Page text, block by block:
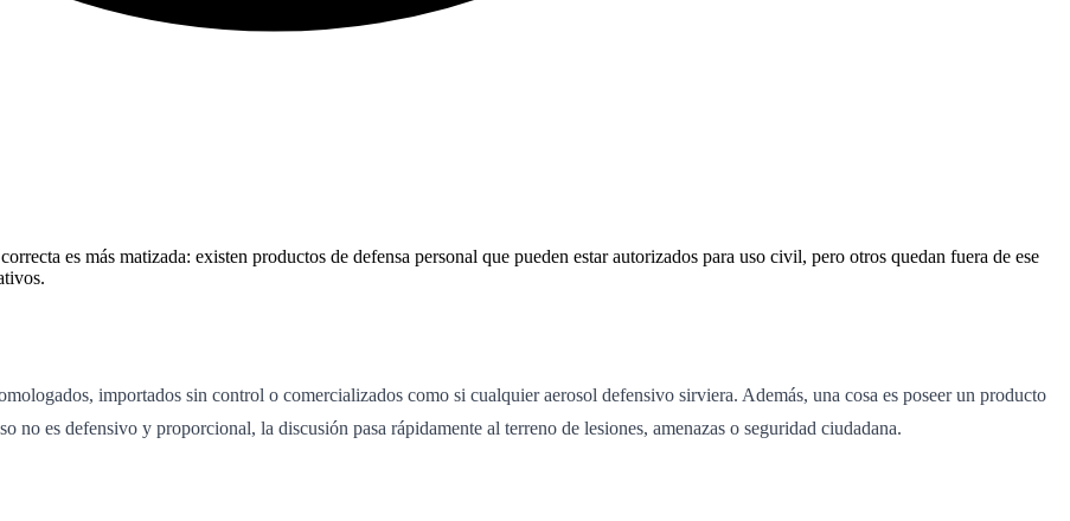
es más matizada: existen productos de defensa personal que pueden estar autorizados para uso civil, pero otros quedan fuera de ese
importados sin control o comercializados como si cualquier aerosol defensivo sirviera. Además, una cosa es poseer un producto
es defensivo y proporcional, la discusión pasa rápidamente al terreno de lesiones, amenazas o seguridad ciudadana.